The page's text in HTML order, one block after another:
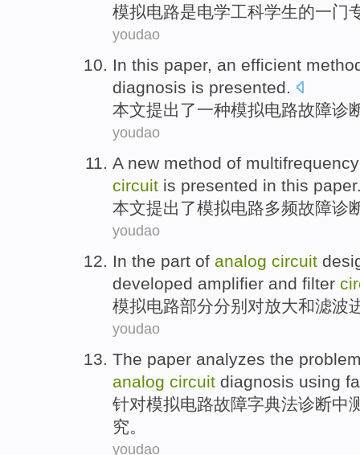
模拟电路是电学工科学生的一门
youdao
In this paper, an efficient
diagnosis is presented.
本文提出了一种模拟电路故障诊
youdao
A new method of multifrequency
circuit is presented in this paper
本文提出了模拟电路多频故障诊
youdao
In the part of analog circuit
developed amplifier and filter
模拟电路部分分别 对放大和滤波
youdao
The paper analyzes the
analog circuit diagnosis using
针对模拟电路故障字典法诊断中
究。
youdao